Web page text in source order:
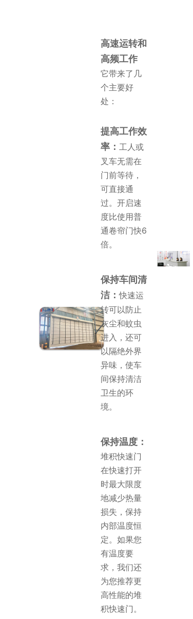
高速运转和
高频工作
它带来了几
个主要好
处：
提高工作效
率： 工人或
叉车无需在
门前等待，
可直接通
过。开启速
度比使用普
通卷帘门快6
倍。
保持车间清
洁：快速运
转可以防止
灰尘和蚊虫
进入，还可
以隔绝外界
异味，使车
间保持清洁
卫生的环
境。
保持温度：
堆积快速门
在快速打开
时最大限度
地减少热量
损失，保持
内部温度恒
定。如果您
有温度要
求，我们还
为您推荐更
高性能的堆
积快速门。